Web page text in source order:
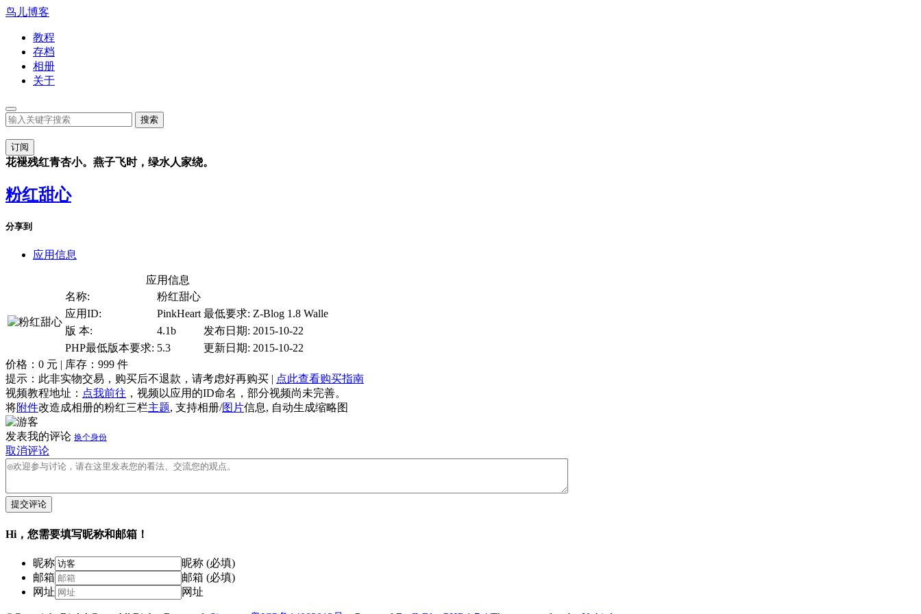
鸟儿博客
教程
存档
相册
关于
订阅
花褪残红青杏小。燕子飞时，绿水人家绕。
粉红甜心
分享到
应用信息
应用信息
名称:
粉红甜心
应用ID:
PinkHeart 最低要求: Z-Blog 1.8 Walle
版 本:
4.1b 发布日期: 2015-10-22
PHP最低版本要求: 5.3 更新日期: 2015-10-22
价格： 0 元 | 库存： 999 件
提示：此非实物交易，购买后不退款，请考虑好再购买 | 点此查看购买指南
视频教程地址： 点我前往 ，视频以应用的ID命名，部分视频尚未完善。
将附件改造成相册的粉红三栏主题, 支持相册/图片信息, 自动生成缩略图
发表我的评论 换个身份
取消评论
提交评论
Hi，您需要填写昵称和邮箱！
昵称
昵称 (必填)
邮箱
邮箱 (必填)
网址
网址